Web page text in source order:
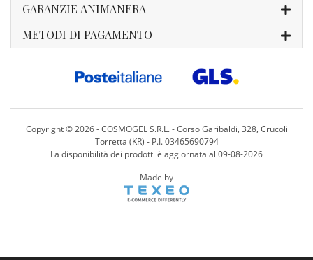
GARANZIE ANIMANERA
METODI DI PAGAMENTO
Copyright ©2026 - COSMOGEL S.R.L. - Corso Garibaldi, 328, Crucoli
Torretta (KR) - P.I. 03465690794
La disponibilità dei prodotti è aggiornata al 09-08-2026
Made by